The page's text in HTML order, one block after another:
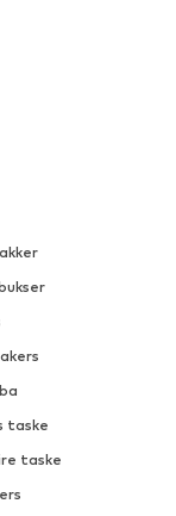
taske
taske